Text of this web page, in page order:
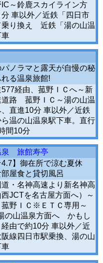
～鈴鹿スカイライン方
車以外／近鉄「四日市
乗り換え 近鉄「湯の山温
車
ノラマと露天が自慢の秘
る温泉旅館!
経由、菰野ＩＣへ～新
道路 菰野ＩＣ～湯の山温
直進10分 車以外／近鉄
ら温の山温泉駅下車。直行
間10分
泉 旅館寿亭
】御在所で涼む夏休
屋食と貸切風呂
・名神高速より新名神高
JCTを名古屋方面へ）～
野ＩＣ※ＥＴＣ専用～
の山温泉方面へ かもし
由で約10分 車以外／近
線四日市駅乗換、湯の山
車